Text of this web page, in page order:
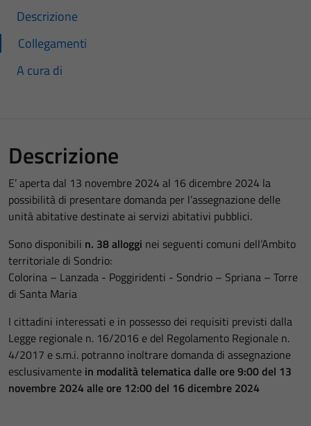
Descrizione
Collegamenti
A cura di
Descrizione
E’ aperta dal 13 novembre 2024 al 16 dicembre 2024 la
possibilità di presentare domanda per l’assegnazione delle
unità abitative destinate ai servizi abitativi pubblici.
Sono disponibili n. 38 alloggi nei seguenti comuni dell’Ambito
territoriale di Sondrio:
Colorina – Lanzada - Poggiridenti - Sondrio – Spriana – Torre
di Santa Maria
I cittadini interessati e in possesso dei requisiti previsti dalla
Legge regionale n. 16/2016 e del Regolamento Regionale n.
4/2017 e s.m.i. potranno inoltrare domanda di assegnazione
esclusivamente in modalità telematica dalle ore 9:00 del 13
novembre 2024 alle ore 12:00 del 16 dicembre 2024